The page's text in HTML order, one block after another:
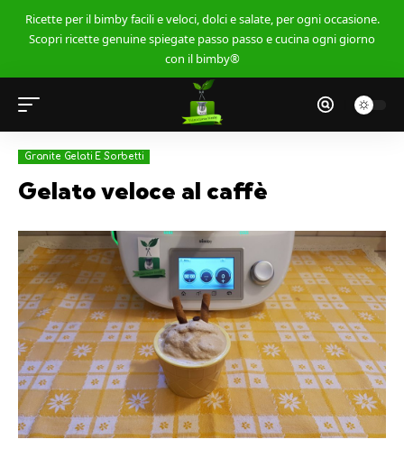
Ricette per il bimby facili e veloci, dolci e salate, per ogni occasione.
Scopri ricette genuine spiegate passo passo e cucina ogni giorno
con il bimby®
Granite Gelati E Sorbetti
Gelato veloce al caffè